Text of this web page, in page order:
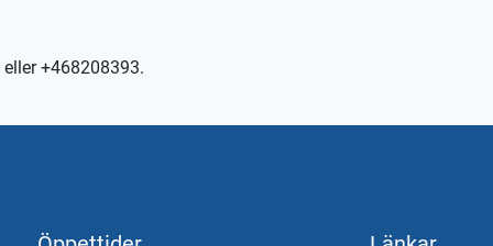
+468208393.